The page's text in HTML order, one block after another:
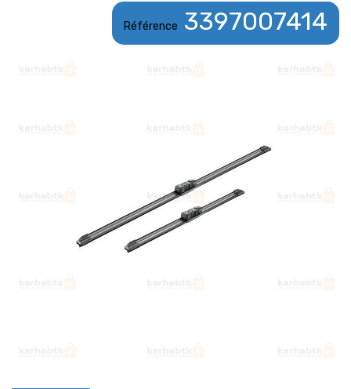
Référence 3397007414